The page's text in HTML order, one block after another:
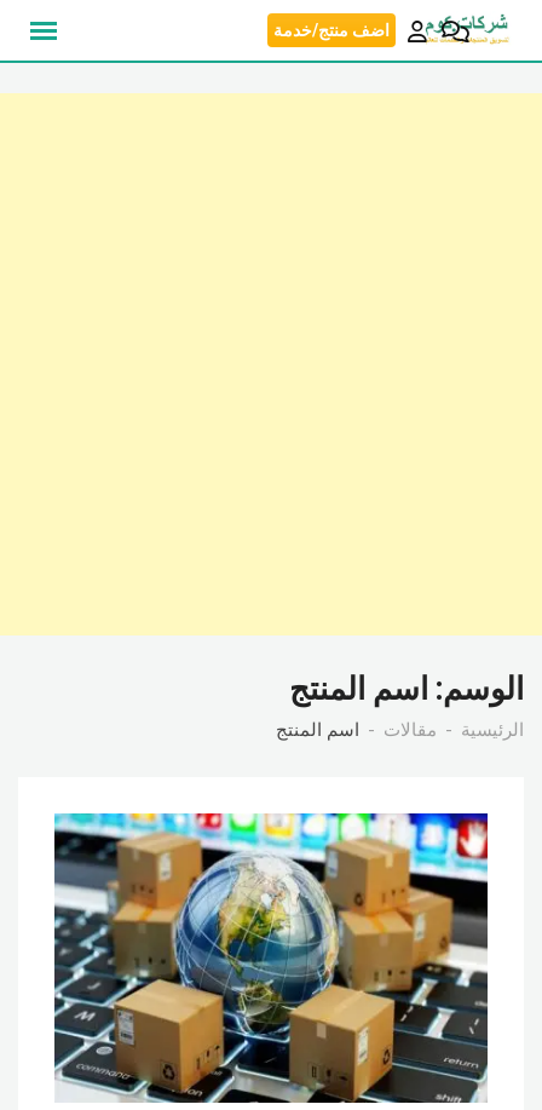
انتقل
اضف منتج/خدمة
الوسم: اسم المنتج
الرئيسية مقالات اسم المنتج